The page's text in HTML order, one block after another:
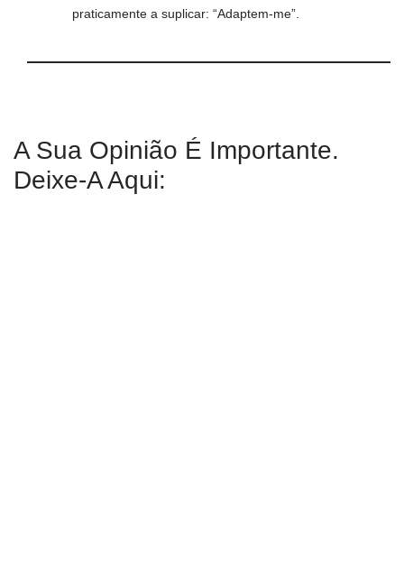
praticamente a suplicar: “Adaptem-me”.
A Sua Opinião É Importante.
Deixe-A Aqui: